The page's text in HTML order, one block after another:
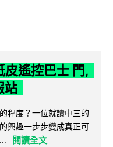
皮遙控巴士 門,
站
程度？一位就讀中三的
興趣一步步變成真正可
閱讀全文